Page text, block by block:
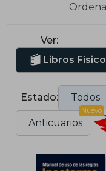
Ver:
Libros
Estado: Todos
Anticuarios
Nuevo